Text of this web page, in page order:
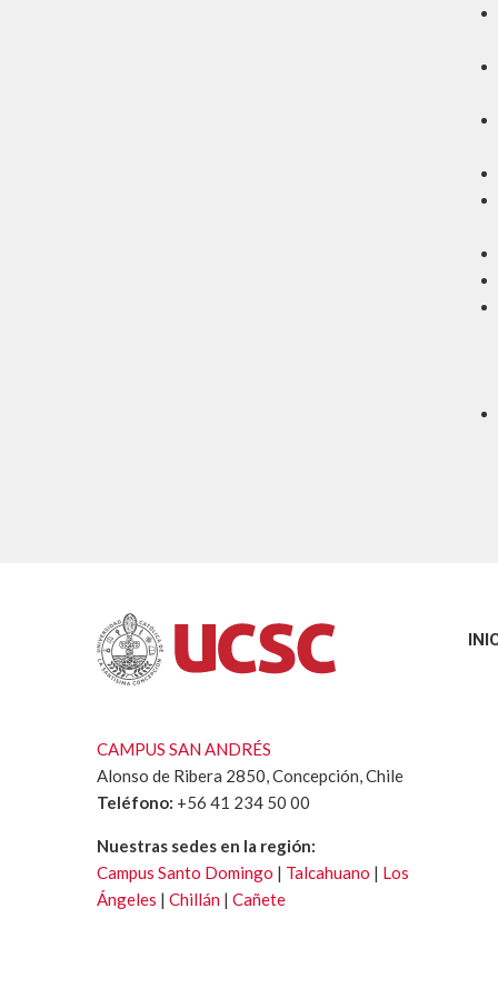
CAMPUS SAN ANDRÉS
Alonso de Ribera 2850, Concepción, Chile
Teléfono: +56 41 234 50 00
Nuestras sedes en la región:
Campus Santo Domingo | Talcahuano | Los
Ángeles | Chillán | Cañete